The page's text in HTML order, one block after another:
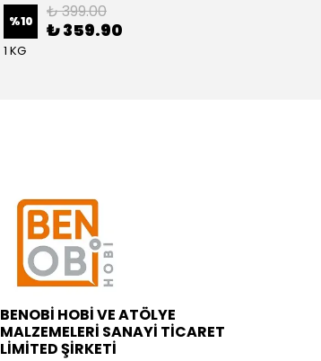
%10 ₺ 399.00
₺ 359.90
1 KG
BENOBİ HOBİ VE ATÖLYE
MALZEMELERİ SANAYİ TİCARET
LİMİTED ŞİRKETİ